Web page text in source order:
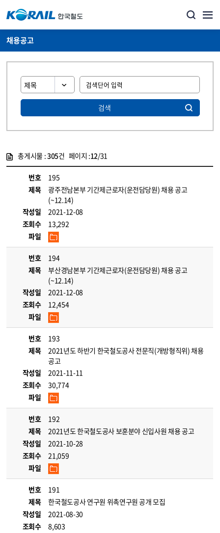
채용공고
검색
총게시물 :305건 페이지 :12/31
번호
195
제목
광주전남본부 기간제근로자(운전담당원) 채용 공고
(~12.14)
작성일
2021-12-08
조회수
13,292
파일
번호
194
제목
부산경남본부 기간제근로자(운전담당원) 채용 공고
(~12.14)
작성일
2021-12-08
조회수
12,454
파일
번호
193
제목
2021년도 하반기 한국철도공사 전문직(개방형직위) 채용
공고
작성일
2021-11-11
조회수
30,774
파일
번호
192
제목
2021년도 한국철도공사 보훈분야 신입사원 채용 공고
작성일
2021-10-28
조회수
21,059
파일
번호
191
제목
한국철도공사 연구원 위촉연구원 공개 모집
작성일
2021-08-30
조회수
8,603